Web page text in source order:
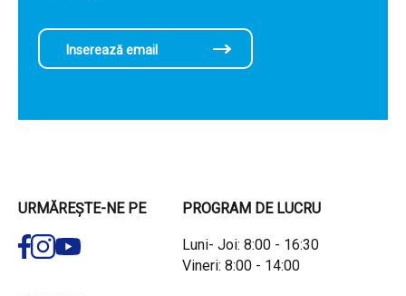
URMĂREȘTE-NE PE PROGRAM DE LUCRU
Luni- Joi: 8:00 - 16:30
Vineri: 8:00 - 14:00